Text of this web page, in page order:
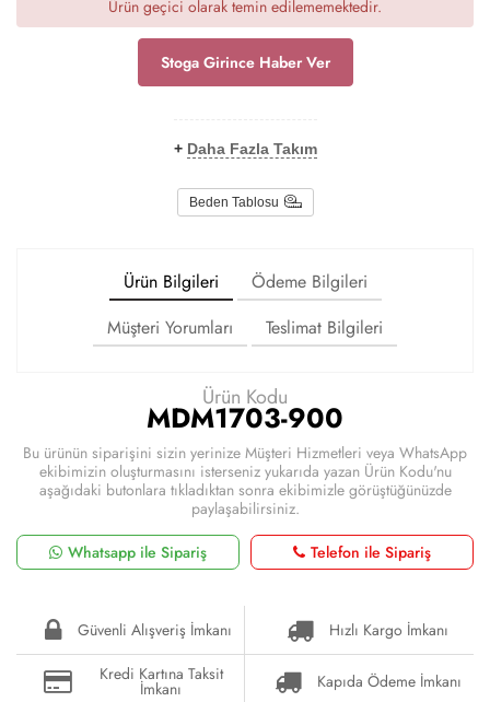
Ürün geçici olarak temin edilememektedir.
Stoga Girince Haber Ver
+ Daha Fazla Takım
Beden Tablosu
Ürün Bilgileri
Ödeme Bilgileri
Müşteri Yorumları
Teslimat Bilgileri
Ürün Kodu
MDM1703-900
Bu ürünün siparişini sizin yerinize Müşteri Hizmetleri veya WhatsApp
ekibimizin oluşturmasını isterseniz yukarıda yazan Ürün Kodu'nu
aşağıdaki butonlara tıkladıktan sonra ekibimizle görüştüğünüzde
paylaşabilirsiniz.
Whatsapp ile Sipariş
Telefon ile Sipariş
Güvenli Alışveriş İmkanı
Hızlı Kargo İmkanı
Kredi Kartına Taksit
İmkanı Kapıda Ödeme İmkanı